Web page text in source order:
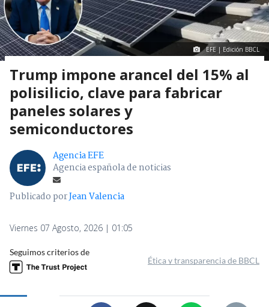
EFE | Edición BBCL
Trump impone arancel del 15% al
polisilicio, clave para fabricar
paneles solares y
semiconductores
Agencia EFE
Agencia española de noticias
Publicado porJean Valencia
Viernes 07 Agosto, 2026 | 01:05
Seguimos criterios de
Ética y transparencia de BBCL